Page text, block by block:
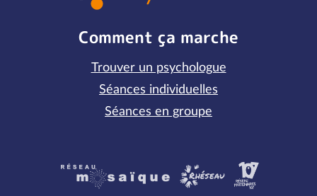
Comment ça marche
Trouver un psychologue
Séances individuelles
Séances en groupe
Partenaires